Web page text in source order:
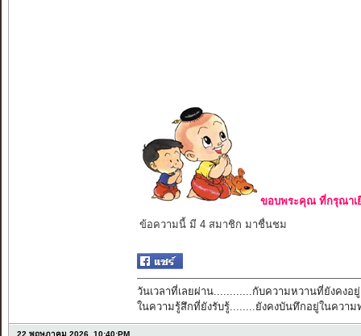
ขอบพระคุณ ที่กรุณาเ
ข้อความนี้ มี 4 สมาชิก มาชื่นชม
วันเวลาที่เลยผ่าน............กับความหวานที่ยังคงอยู่
ในความรู้สึกที่ยังรับรู้........ยังคงบันทึกอยู่ในความ
22 พฤษภาคม 2026, 10:40:PM